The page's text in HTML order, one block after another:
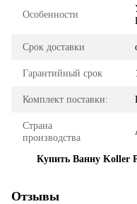
Особенности
Срок доставки
Гарантийный срок
Комплект поставки:
Страна
производства
Купить Ванну Koller
Отзывы